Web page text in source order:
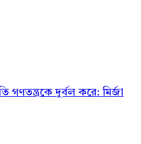
গণতন্ত্রকে দুর্বল করে: মির্জা